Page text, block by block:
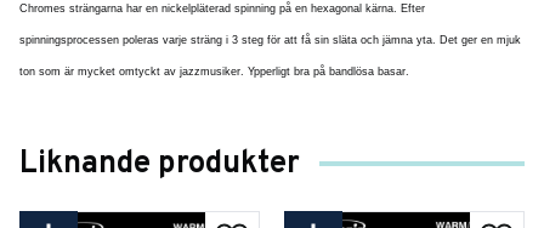
Chromes strängarna har en nickelpläterad spinning på en hexagonal kärna. Efter
spinningsprocessen poleras varje sträng i 3 steg för att få sin släta och jämna yta. Det ger en mjuk
ton som är mycket omtyckt av jazzmusiker. Ypperligt bra på bandlösa basar.
Liknande produkter